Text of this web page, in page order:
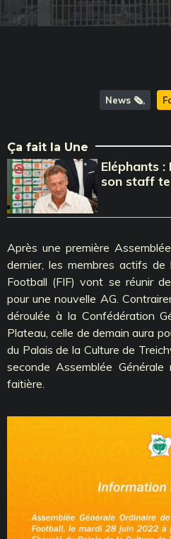
News 🗞️
Ça fait la Une
Eléphants
son staff
Après une première
dernier, les membres actifs
Football (FIF) vont se réunir
pour une nouvelle AG.
déroulée à la Confédération
Plateau, celle de demain aura
du Palais de la Culture de
seconde Assemblée
faitière.